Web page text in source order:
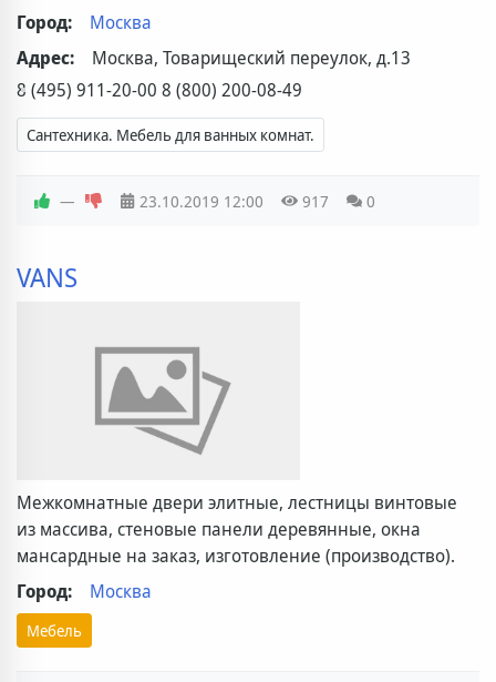
Город:
Москва
Адрес:
Москва, Товарищеский переулок, д.13
8 (495) 911-20-00 8 (800) 200-08-49
Сантехника. Мебель для ванных комнат.
— 23.10.2019 12:00 917 0
VANS
Межкомнатные двери элитные, лестницы винтовые
из массива, стеновые панели деревянные, окна
мансардные на заказ, изготовление (производство).
Город:
Москва
Мебель